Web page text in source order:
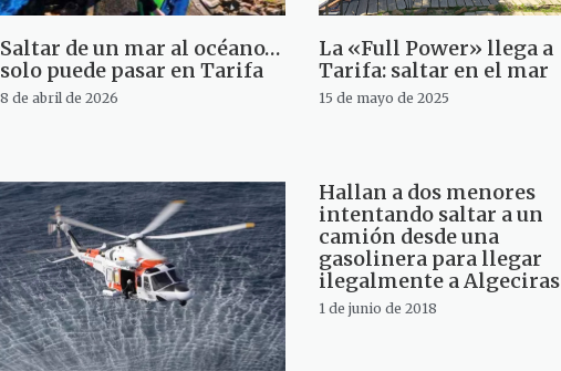
Saltar de un mar al océano…
solo puede pasar en Tarifa
8 de abril de 2026
La «Full Power» llega a
Tarifa: saltar en el mar
15 de mayo de 2025
Hallan a dos menores
intentando saltar a un
camión desde una
gasolinera para llegar
ilegalmente a Algeciras
1 de junio de 2018